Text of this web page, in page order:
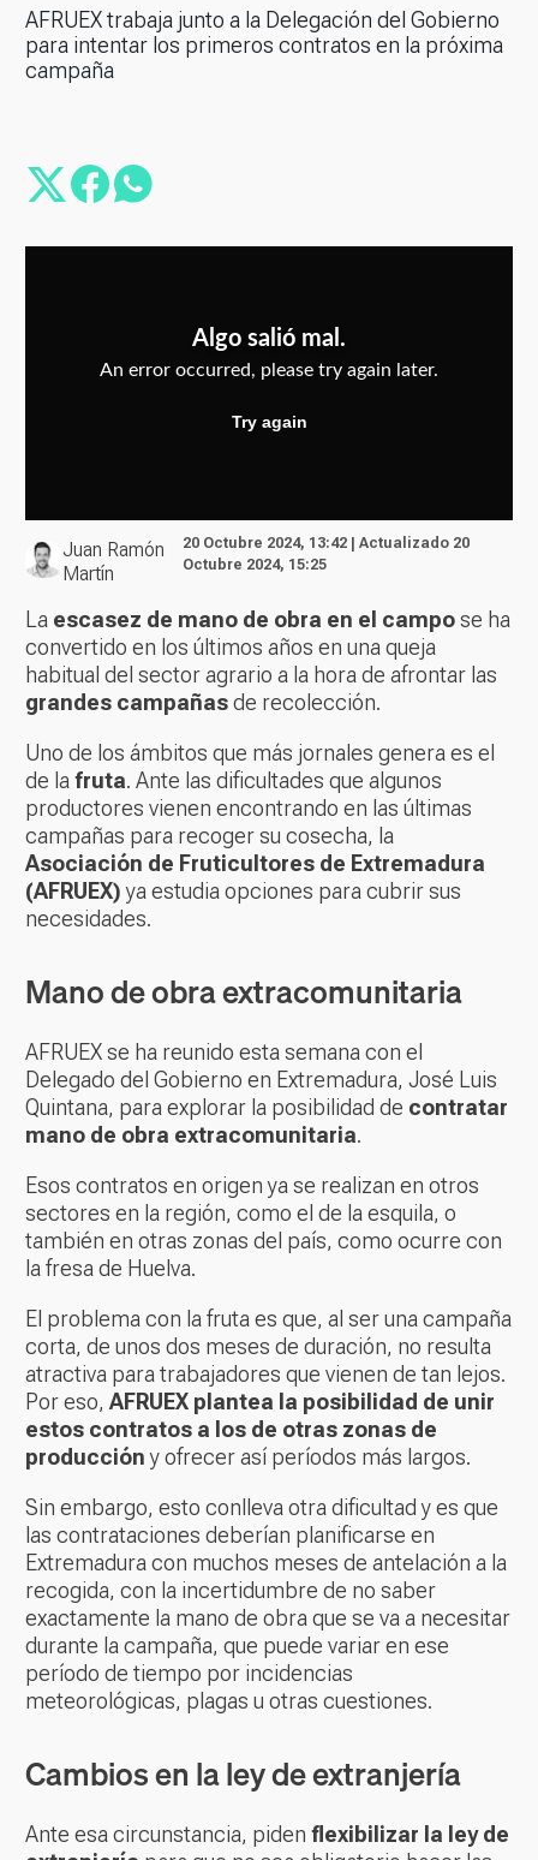
AFRUEX trabaja junto a la Delegación del Gobierno
para intentar los primeros contratos en la próxima
campaña
Juan Ramón
Martín
20 Octubre 2024, 13:42 | Actualizado 20
Octubre 2024, 15:25
La escasez de mano de obra en el campose ha
convertido en los últimos años en una queja
habitual del sector agrario a la hora de afrontar las
grandes campañasde recolección.
Uno de los ámbitos que más jornales genera es el
de la fruta. Ante las dificultades que algunos
productores vienen encontrando en las últimas
campañas para recoger su cosecha, la
Asociación de Fruticultores de Extremadura
(AFRUEX)ya estudia opciones para cubrir sus
necesidades.
Mano de obra extracomunitaria
AFRUEX se ha reunido esta semana con el
Delegado del Gobierno en Extremadura, José Luis
Quintana, para explorar la posibilidad de contratar
mano de obra extracomunitaria.
Esos contratos en origen ya se realizan en otros
sectores en la región, como el de la esquila, o
también en otras zonas del país, como ocurre con
la fresa de Huelva.
El problema con la fruta es que, al ser una campaña
corta, de unos dos meses de duración, no resulta
atractiva para trabajadores que vienen de tan lejos.
Por eso, AFRUEX plantea la posibilidad de unir
estos contratos a los de otras zonas de
produccióny ofrecer así períodos más largos.
Sin embargo, esto conlleva otra dificultad y es que
las contrataciones deberían planificarse en
Extremadura con muchos meses de antelación a la
recogida, con la incertidumbre de no saber
exactamente la mano de obra que se va a necesitar
durante la campaña, que puede variar en ese
período de tiempo por incidencias
meteorológicas, plagas u otras cuestiones.
Cambios en la ley de extranjería
Ante esa circunstancia, piden flexibilizar la ley de